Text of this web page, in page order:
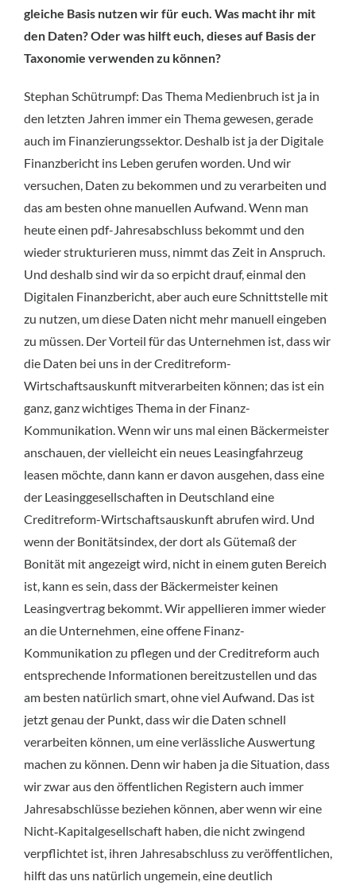
gleiche Basis nutzen wir für euch. Was macht ihr mit
den Daten? Oder was hilft euch, dieses auf Basis der
Taxonomie verwenden zu können?
Stephan Schütrumpf: Das Thema Medienbruch ist ja in
den letzten Jahren immer ein Thema gewesen, gerade
auch im Finanzierungssektor. Deshalb ist ja der Digitale
Finanzbericht ins Leben gerufen worden. Und wir
versuchen, Daten zu bekommen und zu verarbeiten und
das am besten ohne manuellen Aufwand. Wenn man
heute einen pdf-Jahresabschluss bekommt und den
wieder strukturieren muss, nimmt das Zeit in Anspruch.
Und deshalb sind wir da so erpicht drauf, einmal den
Digitalen Finanzbericht, aber auch eure Schnittstelle mit
zu nutzen, um diese Daten nicht mehr manuell eingeben
zu müssen. Der Vorteil für das Unternehmen ist, dass wir
die Daten bei uns in der Creditreform-
Wirtschaftsauskunft mitverarbeiten können; das ist ein
ganz, ganz wichtiges Thema in der Finanz-
Kommunikation. Wenn wir uns mal einen Bäckermeister
anschauen, der vielleicht ein neues Leasingfahrzeug
leasen möchte, dann kann er davon ausgehen, dass eine
der Leasinggesellschaften in Deutschland eine
Creditreform-Wirtschaftsauskunft abrufen wird. Und
wenn der Bonitätsindex, der dort als Gütemaß der
Bonität mit angezeigt wird, nicht in einem guten Bereich
ist, kann es sein, dass der Bäckermeister keinen
Leasingvertrag bekommt. Wir appellieren immer wieder
an die Unternehmen, eine offene Finanz-
Kommunikation zu pflegen und der Creditreform auch
entsprechende Informationen bereitzustellen und das
am besten natürlich smart, ohne viel Aufwand. Das ist
jetzt genau der Punkt, dass wir die Daten schnell
verarbeiten können, um eine verlässliche Auswertung
machen zu können. Denn wir haben ja die Situation, dass
wir zwar aus den öffentlichen Registern auch immer
Jahresabschlüsse beziehen können, aber wenn wir eine
Nicht‑Kapitalgesellschaft haben, die nicht zwingend
verpflichtet ist, ihren Jahresabschluss zu veröffentlichen,
hilft das uns natürlich ungemein, eine deutlich